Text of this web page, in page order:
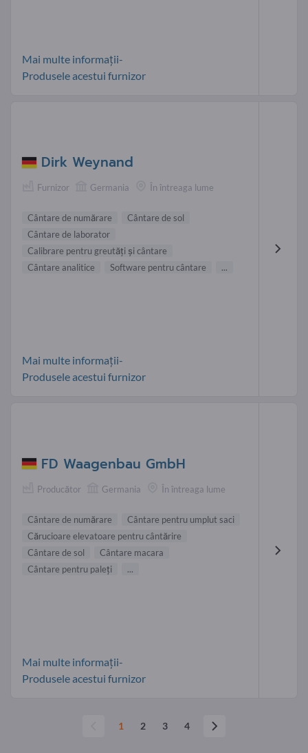
Mai multe informații-
Produsele acestui furnizor
Dirk Weynand
Furnizor Germania În întreaga lume
Cântare de numărare
Cântare de sol
Cântare de laborator
Calibrare pentru greutăţi şi cântare
Cântare analitice
Software pentru cântare ...
Mai multe informații-
Produsele acestui furnizor
FD Waagenbau GmbH
Producător Germania În întreaga lume
Cântare de numărare
Cântare pentru umplut saci
Cărucioare elevatoare pentru cântărire
Cântare de sol
Cântare macara
Cântare pentru paleţi
...
Mai multe informații-
Produsele acestui furnizor
1 2 3 4